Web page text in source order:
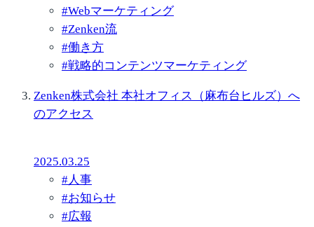
#Webマーケティング
#Zenken流
#働き方
#戦略的コンテンツマーケティング
Zenken株式会社 本社オフィス（麻布台ヒルズ）へ
のアクセス
2025.03.25
#人事
#お知らせ
#広報